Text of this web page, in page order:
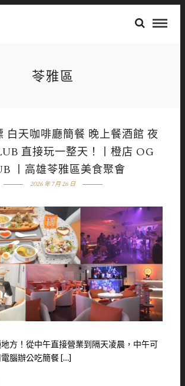
苓雅區
白天咖啡廳簡餐 晚上餐酒館 夜
直接玩一整天！丨橙店 OG
丨高雄苓雅區美食聚會
2026 年 7 月 26 日
方！從中午直接營業到隔天凌晨，中午可
腦辦公吃簡餐 […]